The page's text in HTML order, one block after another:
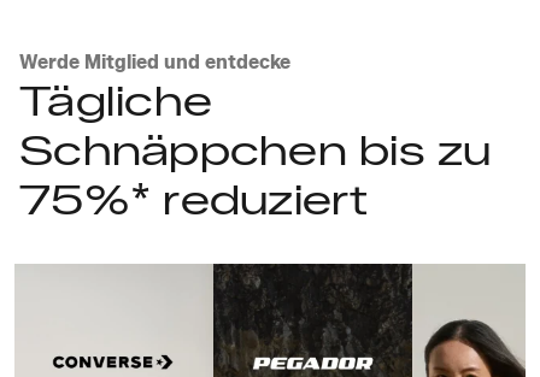
Werde Mitglied und entdecke
Tägliche
Schnäppchen bis zu
75%* reduziert